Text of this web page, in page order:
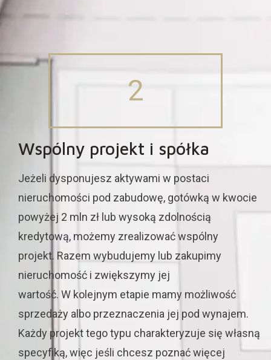
2
Wspólny projekt i spółka
Jeżeli dysponujesz aktywami w postaci
nieruchomości pod zabudowę, gotówką w kwocie
powyżej 2 mln zł lub wysoką zdolnością
kredytową, możemy zrealizować wspólny
projekt. Razem wybudujemy lub zakupimy
nieruchomość i zwiększymy jej
wartość. W kolejnym etapie mamy możliwość
sprzedaży albo przeznaczenia jej pod wynajem.
Każdy projekttego typu charakteryzuje się własną
specyfiką, więc jeśli chcesz poznać więcej